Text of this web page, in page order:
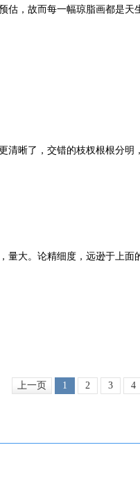
估，故而每一幅琼脂画都是
清晰了，交错的枝杈根根分明
量大。论精细度，远逊于上
上一页 1 2 3 4